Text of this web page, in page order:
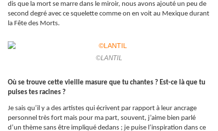
dis que la mort se marre dans le miroir, nous avons ajouté un peu de
second degré avec ce squelette comme on en voit au Mexique durant
la Fête des Morts.
©LANTIL
Où se trouve cette vieille masure que tu chantes ? Est-ce là que tu
puises tes racines ?
Je sais qu’il y a des artistes qui écrivent par rapport à leur ancrage
personnel très fort mais pour ma part, souvent, j’aime bien parlé
d’un thème sans être impliqué dedans ; je puise l’inspiration dans ce